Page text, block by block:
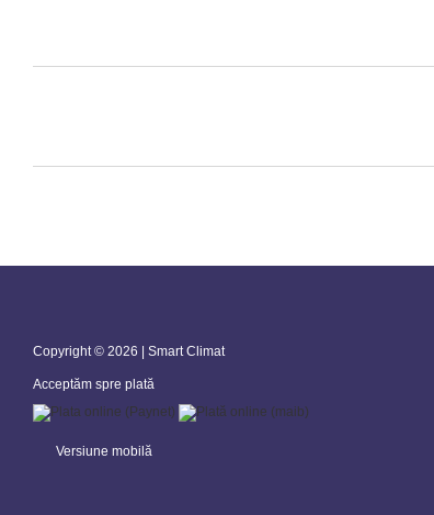
Copyright © 2026 | Smart Climat
Acceptăm spre plată
Versiune mobilă